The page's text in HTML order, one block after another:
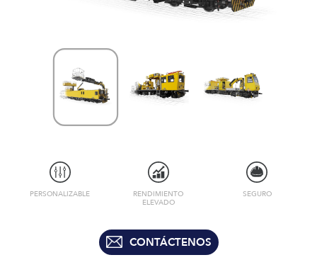
PERSONALIZABLE
RENDIMIENTO
ELEVADO
SEGURO
CONTÁCTENOS